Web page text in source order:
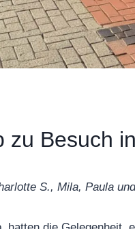
zu Besuch
S., Mila, Paula